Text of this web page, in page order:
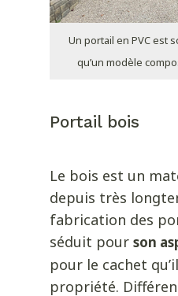
Un portail en PVC est
qu’un modèle
Portail bois
Le bois est un
depuis très
fabrication des
séduit pour son
pour le cachet
propriété.